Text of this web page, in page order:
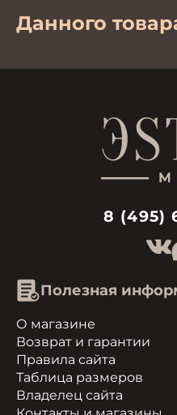
Данного
8 (495)
Полезная
О магазине
Возврат и гарантии
Правила сайта
Таблица размеров
Владелец сайта